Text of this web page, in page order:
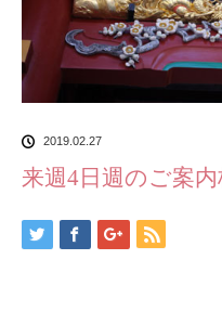
2019.02.27
来週4日週のご案